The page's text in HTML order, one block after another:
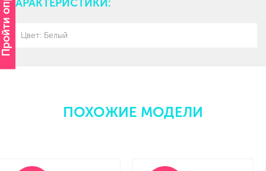
Пройти опросХАРАКТЕРИСТИКИ:
Цвет: Белый
ПОХОЖИЕ МОДЕЛИ